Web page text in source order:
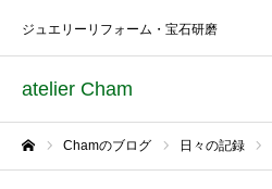
atelier Cham
ジュエリーリフォーム・宝石研磨
Chamのブログ 日々の記録